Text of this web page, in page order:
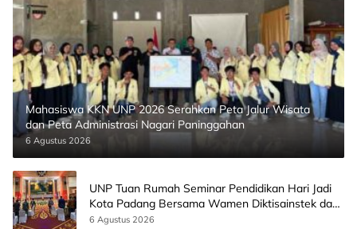
Mahasiswa KKN UNP 2026 Serahkan Peta Jalur Wisata
dan Peta Administrasi Nagari Paninggahan
6 Agustus 2026
UNP Tuan Rumah Seminar Pendidikan Hari Jadi
Kota Padang Bersama Wamen Diktisainstek dan
CEO EMGS Malaysia
6 Agustus 2026